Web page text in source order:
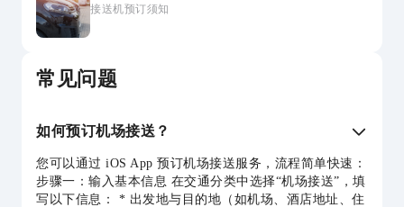
接送机预订须知
常见问题
如何预订机场接送？
您可以通过 iOS App 预订机场接送服务，流程简单快速：
步骤一：输入基本信息 在交通分类中选择“机场接送”，填
写以下信息： * 出发地与目的地（如机场、酒店地址、住